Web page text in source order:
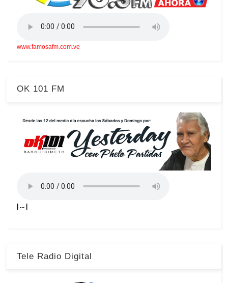
www.famosafm.com.ve
OK 101 FM
| ... |
Tele Radio Digital